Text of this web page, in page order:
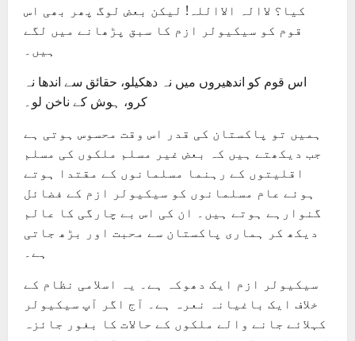
کیا؟ لاالہ الااللہ! لیکن بعض لوگ پھر بھی اس
قوم کو سیکیولر ازم کا سبق پڑھانے میں لگے
ہیں۔
اس قوم کو اندھیروں میں نہ دھکیلو، حقائق سے اندھا نہ
کرو، ہوش کے ناخن لو۔
ہمیں تو پاکستان کی قدر اس وقت محسوس ہوتی ہے
جب دیکھتے ہیں کہ بعض غیر مسلم ملکوں کی مسلم
اقلیتوں کے رہنما مسلمانوں کے مقتدا ہوتے
ہوئے عام مسلمانوں کو سیکیولر ازم کے فضائل
گنوارہے ہوتے ہیں۔ ان کی اس بے چارگی کا عالم
دیکھ کر ہماری پاکستان سے محبت اور بڑھ جاتی
ہے۔
سیکیولر ازم ایک دھوکہ ہے۔ یہ اسلامی نظام کے
خلاف ایک باغیانہ نعرہ ہے۔ آج اگر آپ سیکیولر
کہلائے جانے والے ملکوں کے حالات کا بغور جائزہ